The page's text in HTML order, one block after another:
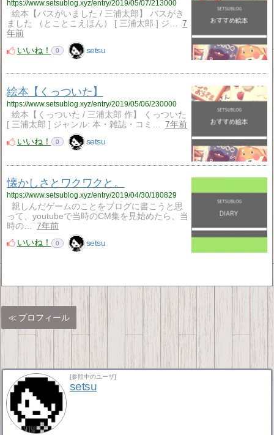
https://www.setsublog.xyz/entry/2019/05/07/213000
絵本【バスがいました / 三浦太郎】 バスがき
ました （とことこえほん） [ 三浦太郎 ] ジ…
7
年前
いいね！
0 setsu
絵本【くっついた】
https://www.setsublog.xyz/entry/2019/05/06/230000
絵本【くっついた / 三浦太郎 作】 くっついた
[ 三浦太郎 ] ジャンル: 本・雑誌・コミ…
7年前
いいね！
0 setsu
懐かしさとワクワクと。
https://www.setsublog.xyz/entry/2019/04/30/180829
親しんだゲームのことをブログに書こうと思
って、youtubeで当時のCM集を見始めたら、当
時の…
7年前
いいね！
0 setsu
プロフィール
[参照中のユーザ]
setsu